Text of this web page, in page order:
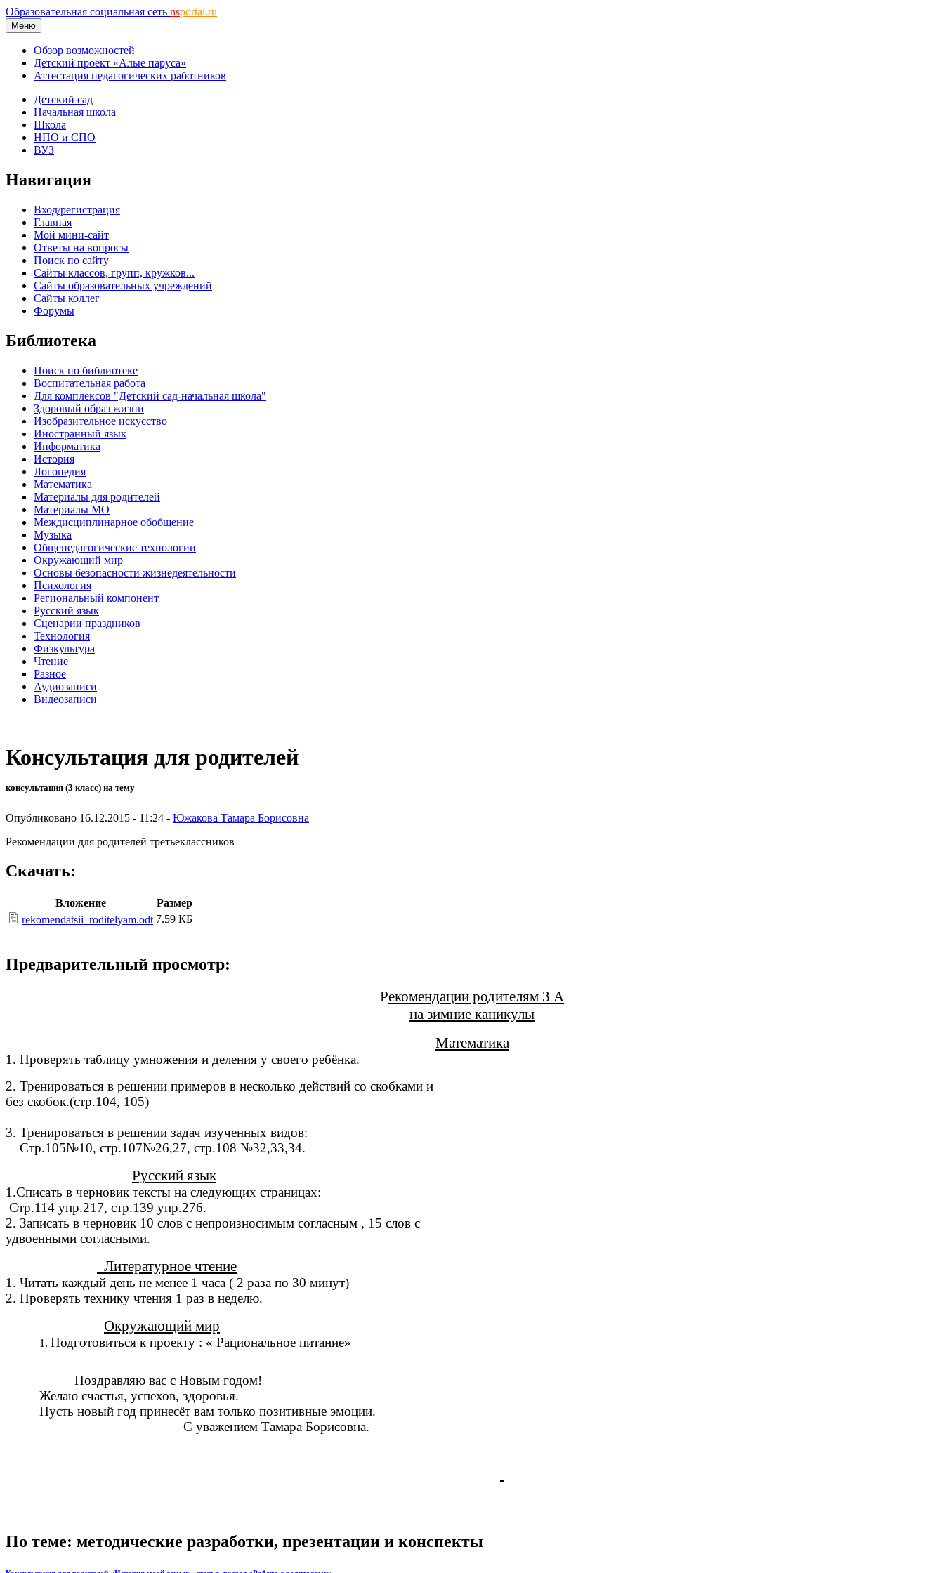
Образовательная социальная сеть nsportal.ru
Меню
Обзор возможностей
Детский проект «Алые паруса»
Аттестация педагогических работников
Детский сад
Начальная школа
Школа
НПО и СПО
ВУЗ
Навигация
Вход/регистрация
Главная
Мой мини-сайт
Ответы на вопросы
Поиск по сайту
Сайты классов, групп, кружков...
Сайты образовательных учреждений
Сайты коллег
Форумы
Библиотека
Поиск по библиотеке
Воспитательная работа
Для комплексов "Детский сад-начальная школа"
Здоровый образ жизни
Изобразительное искусство
Иностранный язык
Информатика
История
Логопедия
Математика
Материалы для родителей
Материалы МО
Междисциплинарное обобщение
Музыка
Общепедагогические технологии
Окружающий мир
Основы безопасности жизнедеятельности
Психология
Региональный компонент
Русский язык
Сценарии праздников
Технология
Физкультура
Чтение
Разное
Аудиозаписи
Видеозаписи
Консультация для родителей
консультация (3 класс) на тему
Опубликовано 16.12.2015 - 11:24 - Южакова Тамара Борисовна
Рекомендации для родителей третьеклассников
Скачать:
Вложение
Размер
rekomendatsii_roditelyam.odt 7.59 КБ
Предварительный просмотр:
Рекомендации родителям 3 А
на зимние каникулы
Математика
1. Проверять таблицу умножения и деления у своего ребёнка.
2. Тренироваться в решении примеров в несколько действий со скобками и
без скобок.(стр.104, 105)
3. Тренироваться в решении задач изученных видов:
Стр.105№10, стр.107№26,27, стр.108 №32,33,34.
Русский язык
1.Списать в черновик тексты на следующих страницах:
Стр.114 упр.217, стр.139 упр.276.
2. Записать в черновик 10 слов с непроизносимым согласным , 15 слов с
удвоенными согласными.
Литературное чтение
1. Читать каждый день не менее 1 часа ( 2 раза по 30 минут)
2. Проверять технику чтения 1 раз в неделю.
Окружающий мир
Подготовиться к проекту : « Рациональное питание»
Поздравляю вас с Новым годом!
Желаю счастья, успехов, здоровья.
Пусть новый год принесёт вам только позитивные эмоции.
С уважением Тамара Борисовна.
По теме: методические разработки, презентации и конспекты